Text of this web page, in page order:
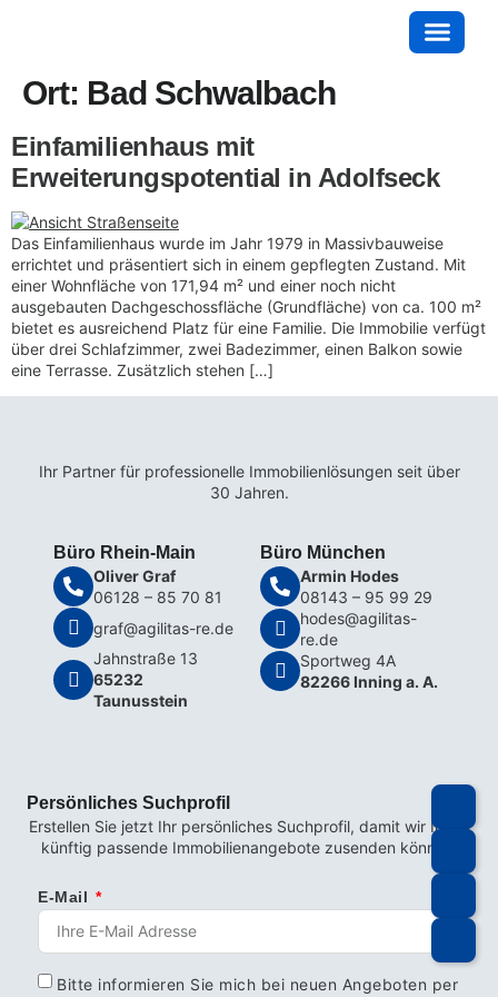
Ort: Bad Schwalbach
Einfamilienhaus mit
Erweiterungspotential in Adolfseck
Das Einfamilienhaus wurde im Jahr 1979 in Massivbauweise
errichtet und präsentiert sich in einem gepflegten Zustand. Mit
einer Wohnfläche von 171,94 m² und einer noch nicht
ausgebauten Dachgeschossfläche (Grundfläche) von ca. 100 m²
bietet es ausreichend Platz für eine Familie. Die Immobilie verfügt
über drei Schlafzimmer, zwei Badezimmer, einen Balkon sowie
eine Terrasse. Zusätzlich stehen […]
Ihr Partner für professionelle Immobilienlösungen seit über
30 Jahren.
Büro Rhein-Main
Oliver Graf
06128 – 85 70 81
graf@agilitas-re.de
Jahnstraße 13
65232
Taunusstein
Büro München
Armin Hodes
08143 – 95 99 29
hodes@agilitas-
re.de
Sportweg 4A
82266 Inning a. A.
Persönliches Suchprofil
Erstellen Sie jetzt Ihr persönliches Suchprofil, damit wir Ihnen
künftig passende Immobilienangebote zusenden können.
E-Mail
Bitte informieren Sie mich bei neuen Angeboten per